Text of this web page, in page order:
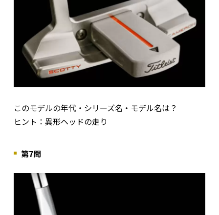
このモデルの年代・シリーズ名・モデル名は？
ヒント：異形ヘッドの走り
第7問